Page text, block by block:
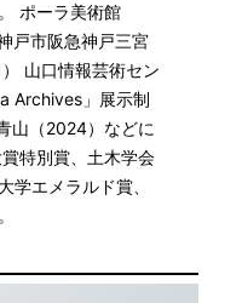
ポーラ美術館
戸市阪急神戸三宮
山口情報芸術セン
Archives」展示制
山（2024）などに
特別賞、土木学会
学エメラルド賞、